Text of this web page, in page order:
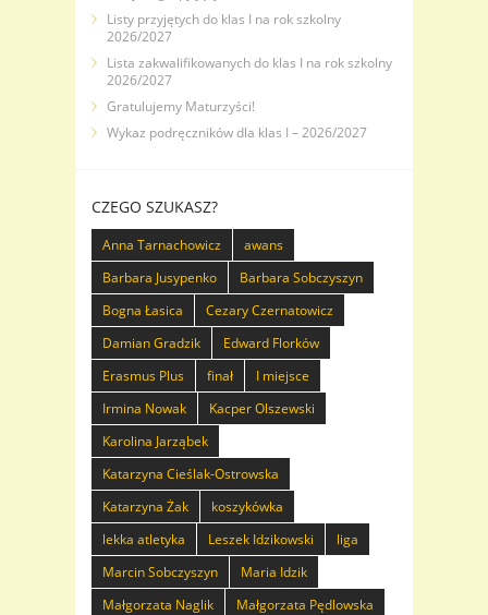
Listy przyjętych do klas I na rok szkolny
2026/2027
Lista zakwalifikowanych do klas I na rok szkolny
2026/2027
Gratulujemy Maturzyści!
Wykaz podręczników dla klas I – 2026/2027
CZEGO SZUKASZ?
Anna Tarnachowicz
awans
Barbara Jusypenko
Barbara Sobczyszyn
Bogna Łasica
Cezary Czernatowicz
Damian Gradzik
Edward Florków
Erasmus Plus
finał
I miejsce
Irmina Nowak
Kacper Olszewski
Karolina Jarząbek
Katarzyna Cieślak-Ostrowska
Katarzyna Żak
koszykówka
lekka atletyka
Leszek Idzikowski
liga
Marcin Sobczyszyn
Maria Idzik
Małgorzata Naglik
Małgorzata Pędlowska